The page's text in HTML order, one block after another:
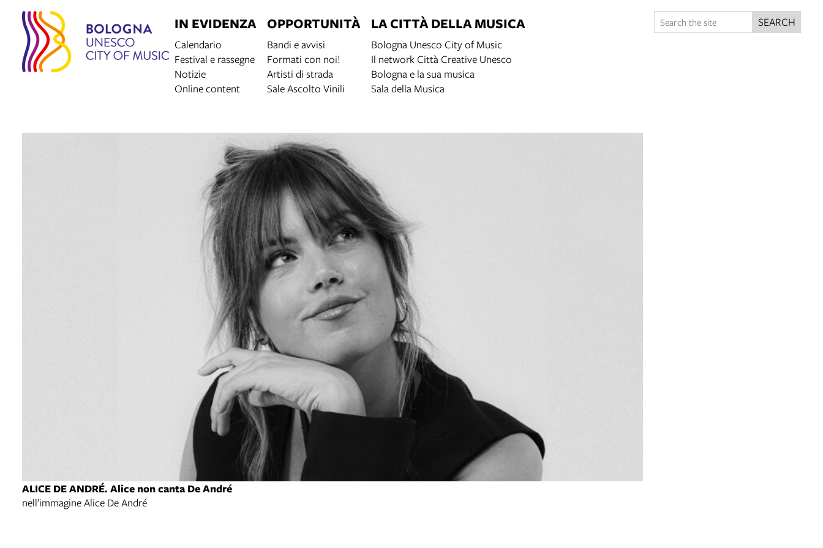
IN EVIDENZA
Calendario
Festival e rassegne
Notizie
Online content
OPPORTUNITÀ
Bandi e avvisi
Formati con noi!
Artisti di strada
Sale Ascolto Vinili
LA CITTÀ DELLA MUSICA
Bologna Unesco City of Music
Il network Città Creative Unesco
Bologna e la sua musica
Sala della Musica
SEARCH
ALICE DE ANDRÉ. Alice non canta De André
nell’immagine Alice De André